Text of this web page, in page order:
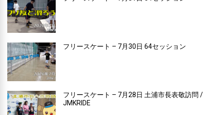
フリースケート – 7月30日 64セッション
フリースケート – 7月28日 土浦市長表敬訪問 /
JMKRIDE